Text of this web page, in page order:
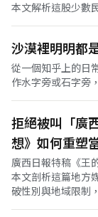
本文解析這股少數
沙漠裡明明都
從一個知乎上的日
作水字旁或石字旁
拒絕被叫「廣
想》如何重塑
廣西日報特稿《王
本文剖析這篇地方
破性別與地域限制